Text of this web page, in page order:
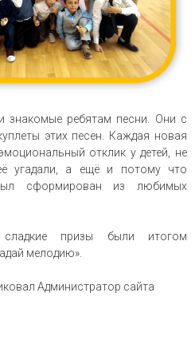
знакомые ребятам песни. Они с
этих песен. Каждая новая
отклик у детей, не
угадали, а ещё и потому что
сформирован из любимых
призы были итогом
мелодию».
Администратор сайта